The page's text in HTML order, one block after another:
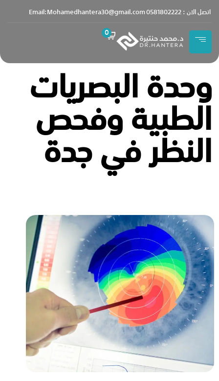
اتصل الان : 0581802222 Email:Mohamedhantera30@gmail.com
0
وحدة البصريات
الطبية وفحص
النظر في جدة